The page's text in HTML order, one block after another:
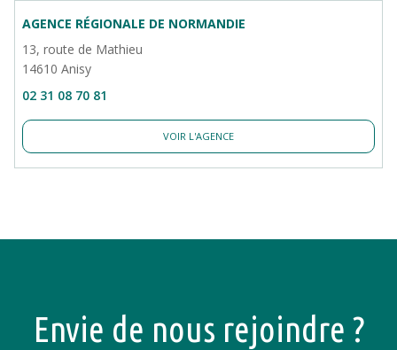
AGENCE RÉGIONALE DE NORMANDIE
13, route de Mathieu
14610 Anisy
02 31 08 70 81
VOIR L'AGENCE
Envie de nous rejoindre ?